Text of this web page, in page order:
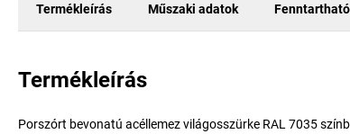
Termékleírás Műszaki adatok
Termékleírás
Porszórt bevonatú acéllemez világosszürke RAL 7035